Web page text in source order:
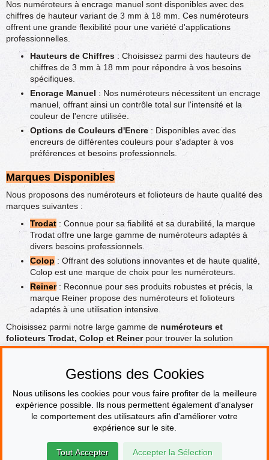
Nos numéroteurs à encrage manuel sont disponibles avec des
chiffres de hauteur variant de 3 mm à 18 mm. Ces numéroteurs
offrent une grande flexibilité pour une variété d'applications
professionnelles.
Hauteurs de Chiffres : Choisissez parmi des hauteurs de
chiffres de 3 mm à 18 mm pour répondre à vos besoins
spécifiques.
Encrage Manuel : Nos numéroteurs nécessitent un encrage
manuel, offrant ainsi un contrôle total sur l'intensité et la
couleur de l'encre utilisée.
Options de Couleurs d'Encre : Disponibles avec des
encreurs de différentes couleurs pour s'adapter à vos
préférences et besoins professionnels.
Marques Disponibles
Nous proposons des numéroteurs et folioteurs de haute qualité des
marques suivantes :
Trodat : Connue pour sa fiabilité et sa durabilité, la marque
Trodat offre une large gamme de numéroteurs adaptés à
divers besoins professionnels.
Colop : Offrant des solutions innovantes et de haute qualité,
Colop est une marque de choix pour les numéroteurs.
Reiner: Reconnue pour ses produits robustes et précis, la
marque Reiner propose des numéroteurs et folioteurs
adaptés à une utilisation intensive.
Choisissez parmi notre large gamme de numéroteurs et
folioteurs Trodat, Colop et Reinerpour trouver la solution
parfaite à vos besoins de numérotation et de suivi des documents.
avec des options de personnalisation pour répondre à vos
PAIEMENT SÉCURISÉ
© Le fabricant de Tampons Contact Mentions légales
Gestions des Cookies
Nous utilisons les cookies pour vous faire profiter de la meilleure
expérience possible. Ils nous permettent également d'analyser
le comportement des utilisateurs afin d'améliorer votre
expérience sur le site.
Tout Accepter Accepter la Sélection